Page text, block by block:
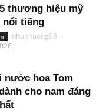
thương hiệu mỹ
nổi tiếng
nhuphuong98 -
nước hoa Tom
cho nam đáng